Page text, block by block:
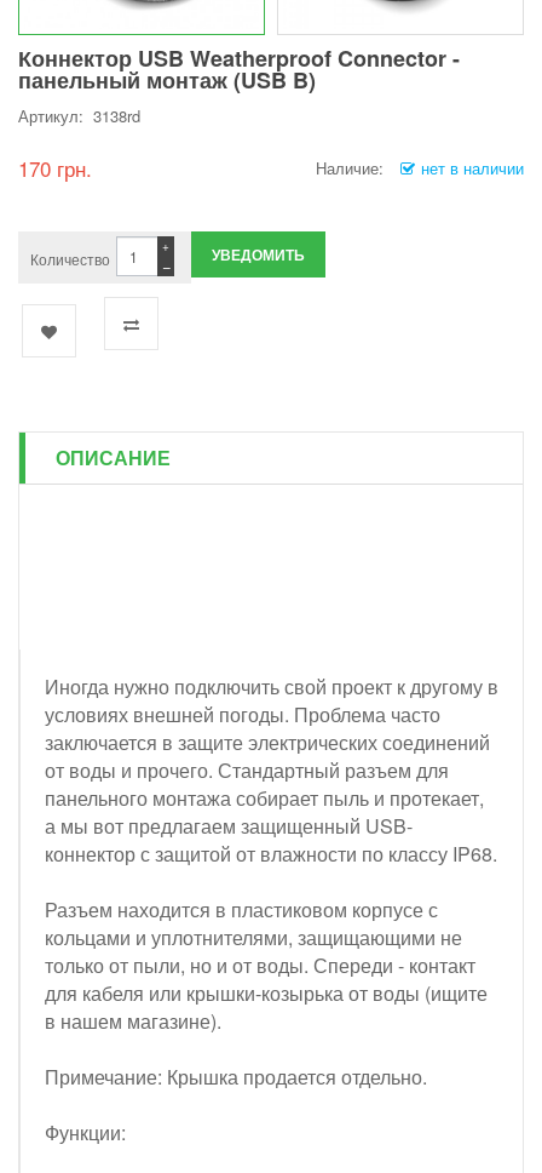
Коннектор USB Weatherproof Connector -
панельный монтаж (USB B)
Артикул: 3138rd
170 грн. Наличие: нет в наличии
Количество −
+ УВЕДОМИТЬ
ОПИСАНИЕ
Иногда нужно подключить свой проект к другому в
условиях внешней погоды. Проблема часто
заключается в защите электрических соединений
от воды и прочего. Стандартный разъем для
панельного монтажа собирает пыль и протекает,
а мы вот предлагаем защищенный USB-
коннектор с защитой от влажности по классу IP68.
Разъем находится в пластиковом корпусе с
кольцами и уплотнителями, защищающими не
только от пыли, но и от воды. Спереди - контакт
для кабеля или крышки-козырька от воды (ищите
в нашем магазине).
Примечание: Крышка продается отдельно.
Функции: